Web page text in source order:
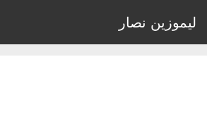
ليموزين نصار
Home
> Archive by tag ايجار هيونداي توسان 2022"